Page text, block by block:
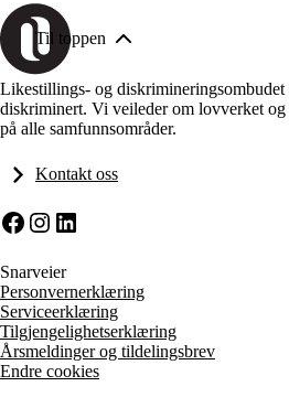
Til toppen
Likestillings- og
diskriminert. Vi veileder om lovverket
på alle samfunnsområder.
Kontakt oss
Facebook
Instagram
LinkedIn
Snarveier
Personvernerklæring
Serviceerklæring
Tilgjengelighetserklæring
Årsmeldinger og tildelingsbrev
Endre cookies